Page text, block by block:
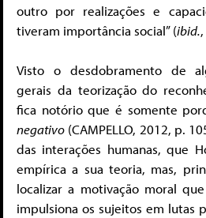
outro por realizações e
tiveram importância social” (ibid.
Visto o desdobramento de
gerais da teorização do
fica notório que é somente
negativo (CAMPELLO, 2012, p.
das interações humanas, que
empírica a sua teoria, mas,
localizar a motivação moral
impulsiona os sujeitos em lutas